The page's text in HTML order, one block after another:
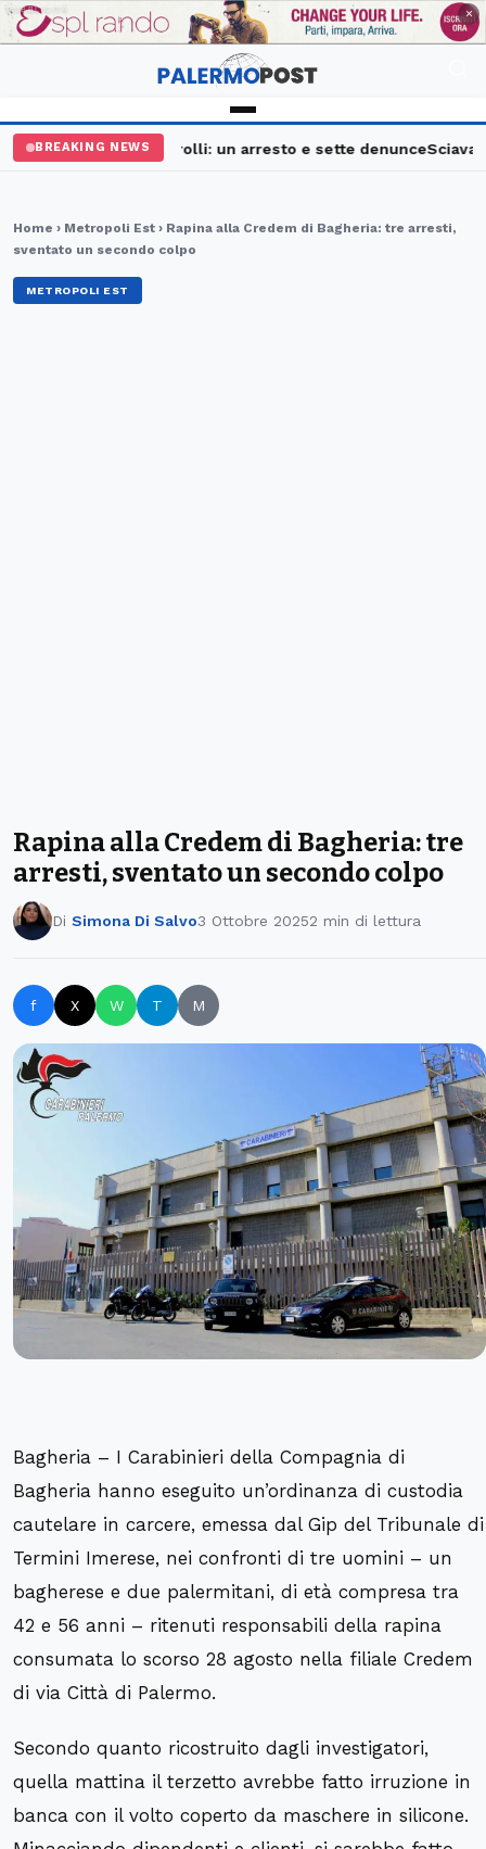
PUBBLICITÀ ×
BREAKING NEWS
Palermo, maxi controlli: un arresto e sette denunceSciavata
Home › Metropoli Est › Rapina alla Credem di Bagheria: tre arresti,
sventato un secondo colpo
METROPOLI EST
Rapina alla Credem di Bagheria: tre
arresti, sventato un secondo colpo
Di Simona Di Salvo3 Ottobre 20252 min di lettura
f X W T M
Bagheria – I Carabinieri della Compagnia di
Bagheria hanno eseguito un’ordinanza di custodia
cautelare in carcere, emessa dal Gip del Tribunale di
Termini Imerese, nei confronti di tre uomini – un
bagherese e due palermitani, di età compresa tra
42 e 56 anni – ritenuti responsabili della rapina
consumata lo scorso 28 agosto nella filiale Credem
di via Città di Palermo.
Secondo quanto ricostruito dagli investigatori,
quella mattina il terzetto avrebbe fatto irruzione in
banca con il volto coperto da maschere in silicone.